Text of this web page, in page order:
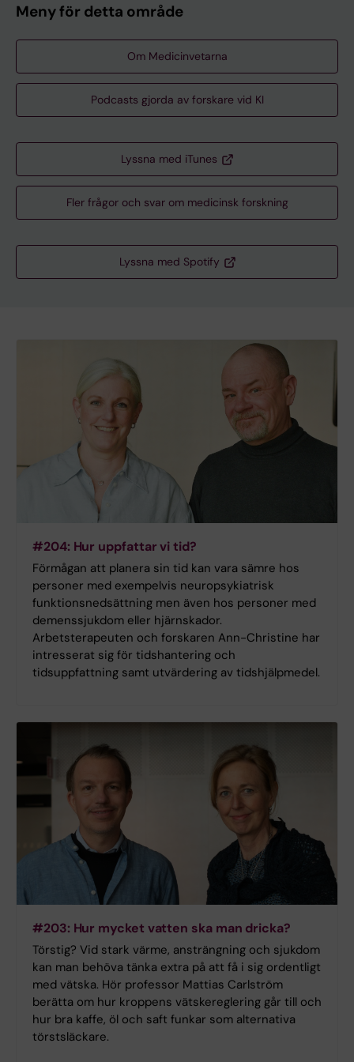
Meny för detta område
Om Medicinvetarna
Podcasts gjorda av forskare vid KI
Lyssna med iTunes
Fler frågor och svar om medicinsk forskning
Lyssna med Spotify
#204: Hur uppfattar vi tid?
Förmågan att planera sin tid kan vara sämre hos
personer med exempelvis neuropsykiatrisk
funktionsnedsättning men även hos personer med
demenssjukdom eller hjärnskador.
Arbetsterapeuten och forskaren Ann-Christine har
intresserat sig för tidshantering och
tidsuppfattning samt utvärdering av tidshjälpmedel.
#203: Hur mycket vatten ska man dricka?
Törstig? Vid stark värme, ansträngning och sjukdom
kan man behöva tänka extra på att få i sig ordentligt
med vätska. Hör professor Mattias Carlström
berätta om hur kroppens vätskereglering går till och
hur bra kaffe, öl och saft funkar som alternativa
törstsläckare.